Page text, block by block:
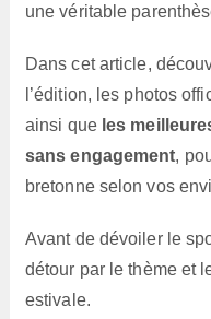
une véritable
Dans cet article,
l’édition, les photos
ainsi que les
sans engagement,
bretonne selon vos
Avant de dévoiler le
détour par le thème et
estivale.